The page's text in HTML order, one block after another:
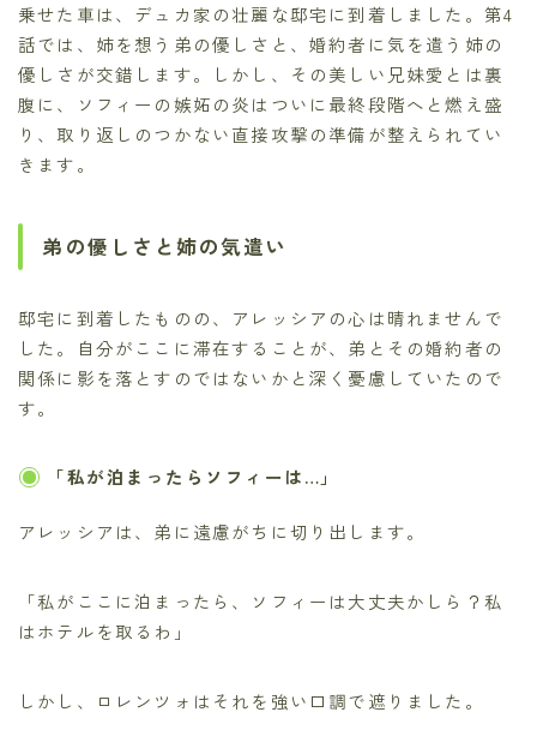
乗せた車は、デュカ家の壮麗な邸宅に到着しました。第4
話では、姉を想う弟の優しさと、婚約者に気を遣う姉の
優しさが交錯します。しかし、その美しい兄妹愛とは裏
腹に、ソフィーの嫉妬の炎はついに最終段階へと燃え盛
り、取り返しのつかない直接攻撃の準備が整えられてい
きます。
弟の優しさと姉の気遣い
邸宅に到着したものの、アレッシアの心は晴れませんで
した。自分がここに滞在することが、弟とその婚約者の
関係に影を落とすのではないかと深く憂慮していたので
す。
「私が泊まったらソフィーは…」
アレッシアは、弟に遠慮がちに切り出します。
「私がここに泊まったら、ソフィーは大丈夫かしら？私
はホテルを取るわ」
しかし、ロレンツォはそれを強い口調で遮りました。